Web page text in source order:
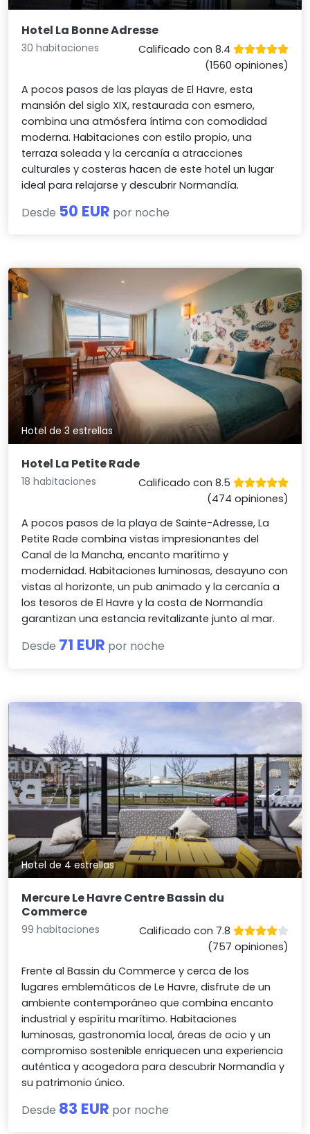
Hotel La Bonne Adresse
30 habitaciones
Calificado con 8.4
(1560 opiniones)
A pocos pasos de las playas de El Havre, esta
mansión del siglo XIX, restaurada con esmero,
combina una atmósfera íntima con comodidad
moderna. Habitaciones con estilo propio, una
terraza soleada y la cercanía a atracciones
culturales y costeras hacen de este hotel un lugar
ideal para relajarse y descubrir Normandía.
Desde 50 EUR por noche
Hotel de 3 estrellas
Hotel La Petite Rade
18 habitaciones
Calificado con 8.5
(474 opiniones)
A pocos pasos de la playa de Sainte-Adresse, La
Petite Rade combina vistas impresionantes del
Canal de la Mancha, encanto marítimo y
modernidad. Habitaciones luminosas, desayuno con
vistas al horizonte, un pub animado y la cercanía a
los tesoros de El Havre y la costa de Normandía
garantizan una estancia revitalizante junto al mar.
Desde 71 EUR por noche
Hotel de 4 estrellas
Mercure Le Havre Centre Bassin du
Commerce
99 habitaciones
Calificado con 7.8
(757 opiniones)
Frente al Bassin du Commerce y cerca de los
lugares emblemáticos de Le Havre, disfrute de un
ambiente contemporáneo que combina encanto
industrial y espíritu marítimo. Habitaciones
luminosas, gastronomía local, áreas de ocio y un
compromiso sostenible enriquecen una experiencia
auténtica y acogedora para descubrir Normandía y
su patrimonio único.
Desde 83 EUR por noche